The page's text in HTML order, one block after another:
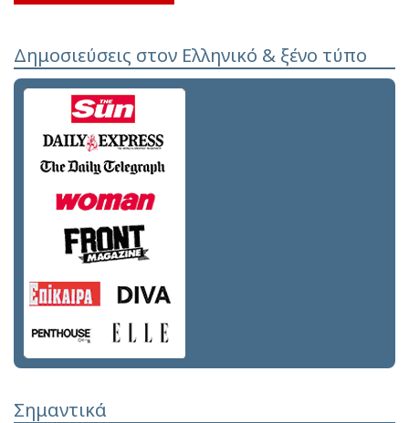
Δημοσιεύσεις στον Ελληνικό & ξένο τύπο
Σημαντικά